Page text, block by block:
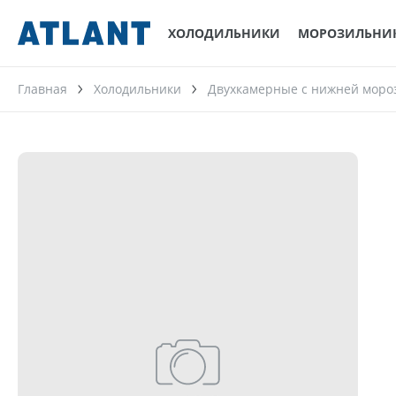
ХОЛОДИЛЬНИКИ
Главная Холодильники Двухкамерные с нижней